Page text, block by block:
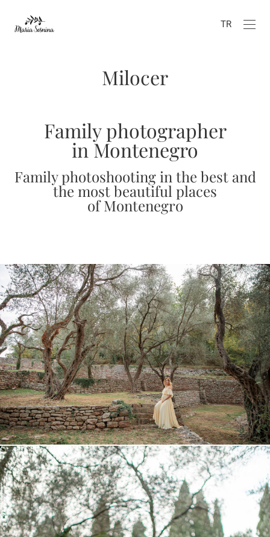
TR
Milocer
Family photographer
in Montenegro
Family photoshooting in the best and
the most beautiful places
of Montenegro